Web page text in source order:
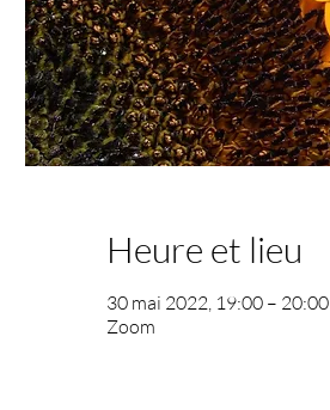
Heure et lieu
30 mai 2022, 19:00 – 20:00
Zoom